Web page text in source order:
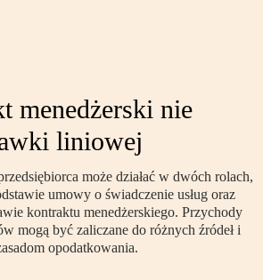
menedżerski nie
liniowej
może działać w dwóch rolach,
umowy o świadczenie usług oraz
kontraktu menedżerskiego. Przychody
mogą być zaliczane do różnych źródeł i
opodatkowania.